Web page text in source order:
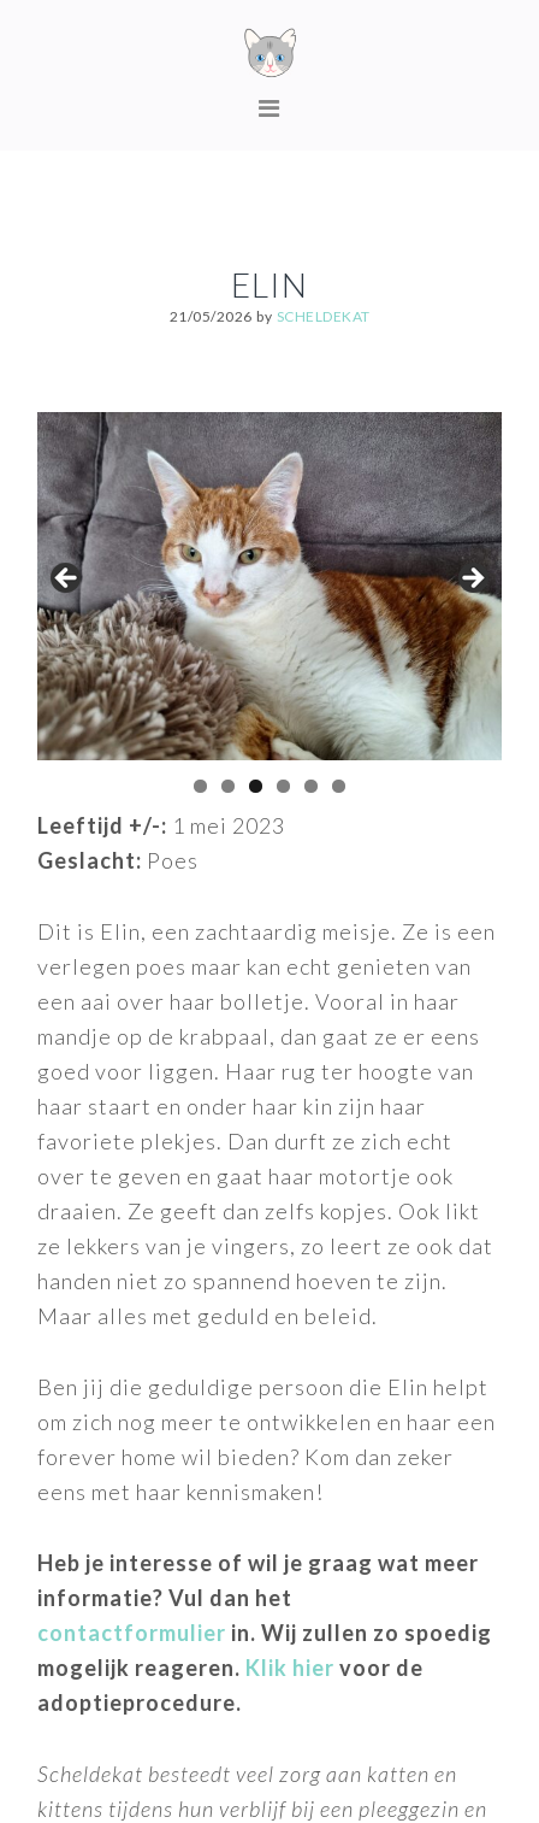
ELIN
21/05/2026 by SCHELDEKAT
Leeftijd +/-: 1 mei 2023
Geslacht: Poes
Dit is Elin, een zachtaardig meisje. Ze is een
verlegen poes maar kan echt genieten van
een aai over haar bolletje. Vooral in haar
mandje op de krabpaal, dan gaat ze er eens
goed voor liggen. Haar rug ter hoogte van
haar staart en onder haar kin zijn haar
favoriete plekjes. Dan durft ze zich echt
over te geven en gaat haar motortje ook
draaien. Ze geeft dan zelfs kopjes. Ook likt
ze lekkers van je vingers, zo leert ze ook dat
handen niet zo spannend hoeven te zijn.
Maar alles met geduld en beleid.
Ben jij die geduldige persoon die Elin helpt
om zich nog meer te ontwikkelen en haar een
forever home wil bieden? Kom dan zeker
eens met haar kennismaken!
Heb je interesse of wil je graag wat meer
informatie? Vul dan het
contactformulier in. Wij zullen zo spoedig
mogelijk reageren. Klik hier voor de
adoptieprocedure.
Scheldekat besteedt veel zorg aan katten en
kittens tijdens hun verblijf bij een pleeggezin en